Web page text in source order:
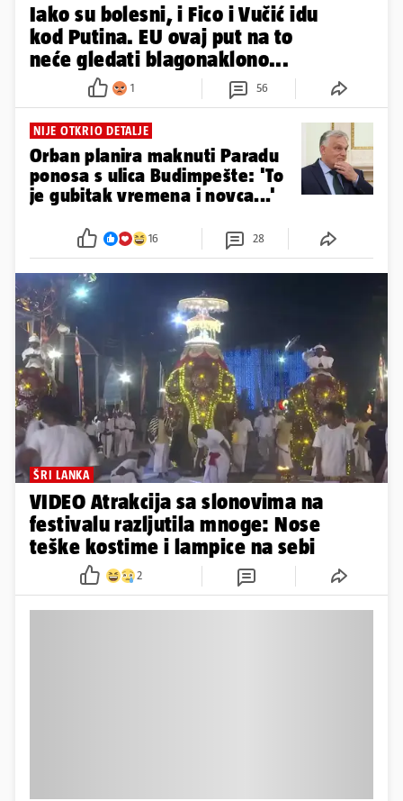
Iako su bolesni, i Fico i Vučić idu
kod Putina. EU ovaj put na to
neće gledati blagonaklono...
1 56
NIJE OTKRIO DETALJE
Orban planira maknuti Paradu
ponosa s ulica Budimpešte: 'To
je gubitak vremena i novca...'
16 28
ŠRI LANKA
VIDEO Atrakcija sa slonovima na
festivalu razljutila mnoge: Nose
teške kostime i lampice na sebi
2